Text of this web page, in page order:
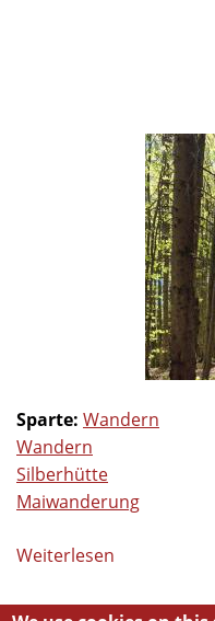
Sparte: Wandern
Wandern
Silberhütte
Maiwanderung
Weiterlesen
am